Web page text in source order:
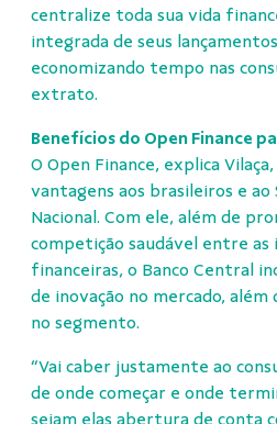
centralize toda sua vida
integrada de seus
economizando tempo nas
extrato.
Benefícios do Open Finance
O Open Finance, explica
vantagens aos brasileiros e ao
Nacional. Com ele, além de
competição saudável entre
financeiras, o Banco Central
de inovação no mercado,
no segmento.
“Vai caber justamente ao
de onde começar e onde
sejam elas abertura de conta